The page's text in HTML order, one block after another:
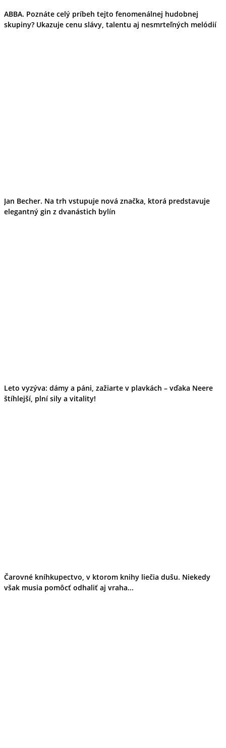
ABBA. Poznáte celý príbeh tejto fenomenálnej hudobnej
skupiny? Ukazuje cenu slávy, talentu aj nesmrteľných melódií
Jan Becher. Na trh vstupuje nová značka, ktorá predstavuje
elegantný gin z dvanástich bylín
Leto vyzýva: dámy a páni, zažiarte v plavkách – vďaka Neere
štíhlejší, plní sily a vitality!
Čarovné kníhkupectvo, v ktorom knihy liečia dušu. Niekedy
však musia pomôcť odhaliť aj vraha...